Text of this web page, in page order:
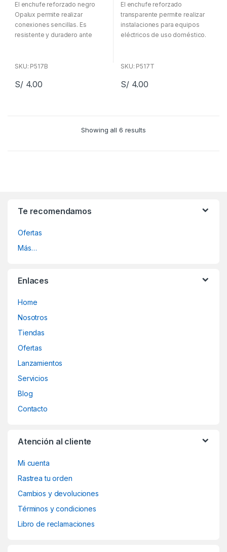
u
r
a
d
e
El enchufe reforzado negro
Opalux permite realizar
conexiones sencillas. Es
resistente y duradero ante
SKU: P517B
S/4.00
u
r
a
d
e
El enchufe reforzado
transparente permite realizar
instalaciones para equipos
eléctricos de uso doméstico.
SKU: P517T
S/4.00
Showing all 6 results
Te recomendamos
Ofertas
Más…
Enlaces
Home
Nosotros
Tiendas
Ofertas
Lanzamientos
Servicios
Blog
Contacto
Atención al cliente
Mi cuenta
Rastrea tu orden
Cambios y devoluciones
Términos y condiciones
Libro de reclamaciones